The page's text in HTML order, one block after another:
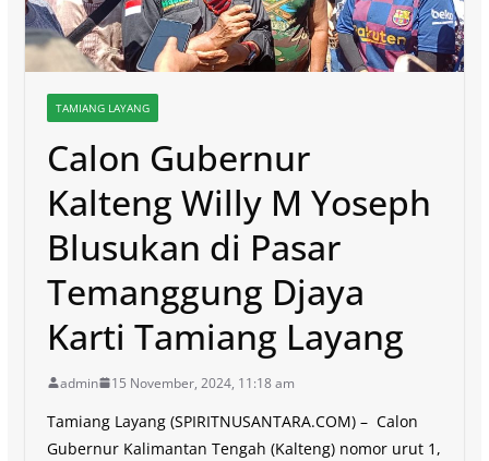
TAMIANG LAYANG
Calon Gubernur
Kalteng Willy M Yoseph
Blusukan di Pasar
Temanggung Djaya
Karti Tamiang Layang
admin 15 November, 2024, 11:18 am
Tamiang Layang (SPIRITNUSANTARA.COM) – Calon
Gubernur Kalimantan Tengah (Kalteng) nomor urut 1,